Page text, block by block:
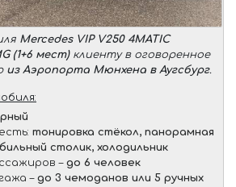
Mercedes VIP V250 4MATIC
(1+6 мест)клиенту в оговоренное
из Аэропорта Мюнхена в Аугсбург.
тонировка стёкол, панорамная
столик, холодильник
– до 6 человек
– до 3 чемоданов или 5 ручных